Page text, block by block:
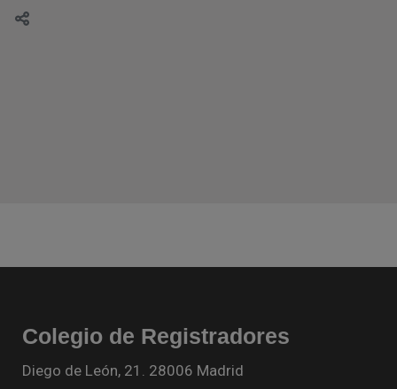
Colegio de Registradores
Diego de León, 21. 28006 Madrid